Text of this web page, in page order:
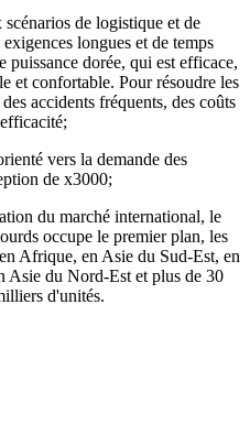
de logistique et de
longues et de temps
puissance dorée, qui est efficace,
et confortable. Pour résoudre les
accidents fréquents, des coûts
vers la demande des
de x3000;
du marché international, le
occupe le premier plan, les
Afrique, en Asie du Sud-Est, en
Asie du Nord-Est et plus de 30
d'unités.